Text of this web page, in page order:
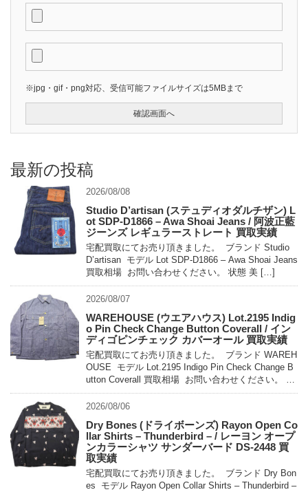
※jpg・gif・png対応、受信可能ファイルサイズは5MBまで
最新の投稿
2026/08/08
Studio D’artisan (ステュディオダルチザン) L
ot SDP-D1866 – Awa Shoai Jeans / 阿波正藍
ジーンズ レギュラーストレート 買取実績
宅配買取にてお売り頂きました。 ブランド Studio
D’artisan モデル Lot SDP-D1866 – Awa Shoai Jeans
買取相場 お問い合わせください。 状態 美 […]
2026/08/07
WAREHOUSE (ウエアハウス) Lot.2195 Indig
o Pin Check Change Button Coverall / イン
ディゴピンチェック カバーオール 買取実績
宅配買取にてお売り頂きました。 ブランド WAREH
OUSE モデル Lot.2195 Indigo Pin Check Change B
utton Coverall 買取相場 お問い合わせください。 状
態 未使用 […]
2026/08/06
Dry Bones (ドライボーンズ) Rayon Open Co
llar Shirts – Thunderbird – / レーヨン オープ
ンカラーシャツ サンダーバード DS-2448 買
取実績
宅配買取にてお売り頂きました。 ブランド Dry Bon
es モデル Rayon Open Collar Shirts – Thunderbird –